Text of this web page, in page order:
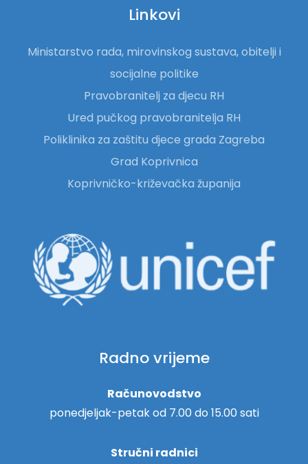
Linkovi
Ministarstvo rada, mirovinskog sustava, obitelji i
socijalne politike
Pravobranitelj za djecu RH
Ured pučkog pravobranitelja RH
Poliklinika za zaštitu djece grada Zagreba
Grad Koprivnica
Koprivničko-križevačka županija
Radno vrijeme
Računovodstvo
ponedjeljak-petak od 7.00 do 15.00 sati
Stručni radnici